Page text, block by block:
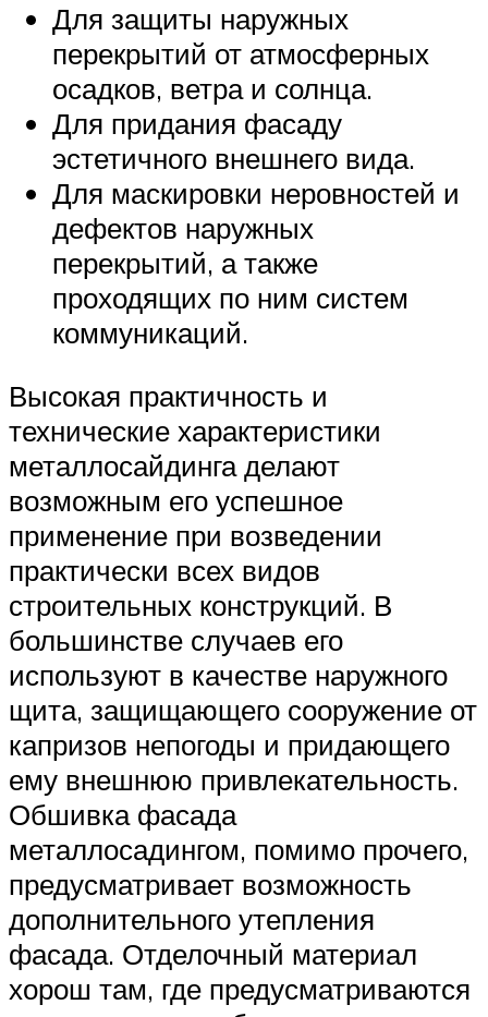
Для защиты наружных
перекрытий от атмосферных
осадков, ветра и солнца.
Для придания фасаду
эстетичного внешнего вида.
Для маскировки неровностей и
дефектов наружных
перекрытий, а также
проходящих по ним систем
коммуникаций.
Высокая практичность и
технические характеристики
металлосайдинга делают
возможным его успешное
применение при возведении
практически всех видов
строительных конструкций. В
большинстве случаев его
используют в качестве наружного
щита, защищающего сооружение от
капризов непогоды и придающего
ему внешнюю привлекательность.
Обшивка фасада
металлосадингом, помимо прочего,
предусматривает возможность
дополнительного утепления
фасада. Отделочный материал
хорош там, где предусматриваются